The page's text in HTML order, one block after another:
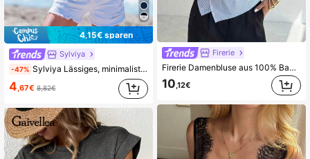
4,15€ sparen
Sylviya
-47% Sylviya Lässiges, minimalistisches Damen T-Shirt mit nautisch gestreiftem Muster, rundem Ausschnitt und kurzen Ärmeln, locker geschnitten, geeignet für Sommer und Urlaub
4,67€ 8,82€
Firerie
Firerie Damenbluse aus 100% Baumwolle in Blau und Weiß gestreift, eleganter Sommer-Oberteil für Büro, Arbeit und Lässig mit asymmetrischem Saum, Business-Mode für Pendler und Lehrer
10 ,12€